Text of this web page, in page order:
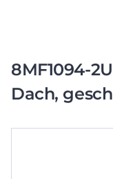
8MF1094-
Dach,